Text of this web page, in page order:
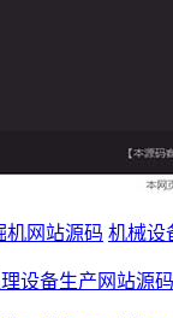
机网站源码 机械设
设备生产网站源